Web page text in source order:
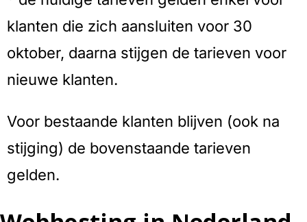
klanten die zich aansluiten voor 30
oktober, daarna stijgen de tarieven voor
nieuwe klanten.
Voor bestaande klanten blijven (ook na
stijging) de bovenstaande tarieven
gelden.